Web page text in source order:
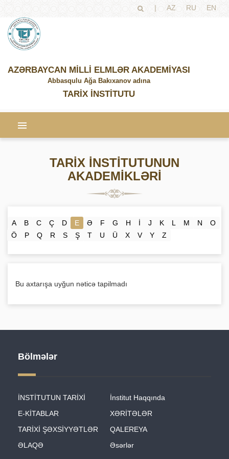
| AZ RU EN
AZƏRBAYCAN MİLLİ ELMLƏR AKADEMİYASI
Abbasqulu Ağa Bakıxanov adına
TARİX İNSTİTUTU
TARİX İNSTİTUTUNUN
AKADEMİKLƏRİ
A B C Ç D E Ə F G H İ J K L M N
O
Ö
P Q R S Ş T U Ü X V Y Z
Bu axtarışa uyğun nəticə tapilmadı
Bölmələr
İNSTİTUTUN TARİXİ
İnstitut Haqqında
E-KİTABLAR
XƏRİTƏLƏR
TARİXİ ŞƏXSİYYƏTLƏR
QALEREYA
ƏLAQƏ
Əsərlər